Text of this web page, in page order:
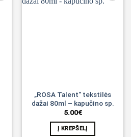
„ROSA Talent“ tekstilės
dažai 80ml – kapučino sp.
5.00€
Į KREPŠELĮ